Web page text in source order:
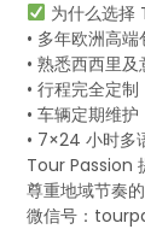
为什么选择
• 多年欧洲高
• 熟悉西西里
• 行程完全定
• 车辆定期维
• 7×24 小时多
Tour Passion
尊重地域节奏
微信号：